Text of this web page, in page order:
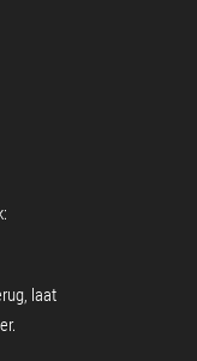
laat
.